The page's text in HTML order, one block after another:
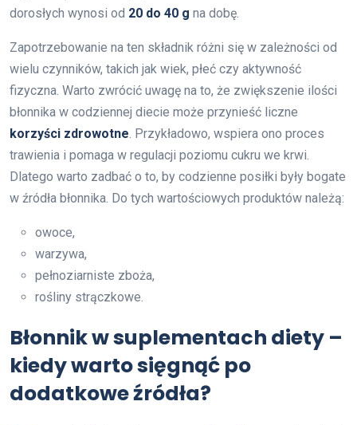
dorosłych wynosi od 20 do 40 g na dobę.
Zapotrzebowanie na ten składnik różni się w zależności od
wielu czynników, takich jak wiek, płeć czy aktywność
fizyczna. Warto zwrócić uwagę na to, że zwiększenie ilości
błonnika w codziennej diecie może przynieść liczne
korzyści zdrowotne. Przykładowo, wspiera ono proces
trawienia i pomaga w regulacji poziomu cukru we krwi.
Dlatego warto zadbać o to, by codzienne posiłki były bogate
w źródła błonnika. Do tych wartościowych produktów należą:
owoce,
warzywa,
pełnoziarniste zboża,
rośliny strączkowe.
Błonnik w suplementach diety –
kiedy warto sięgnąć po
dodatkowe źródła?